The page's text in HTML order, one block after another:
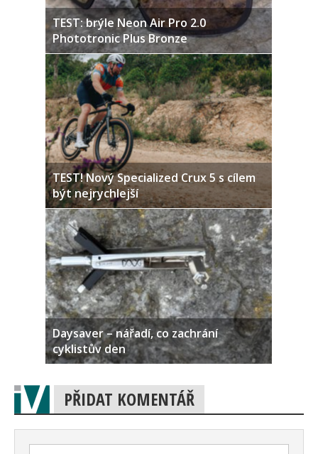
TEST: brýle Neon Air Pro 2.0
Phototronic Plus Bronze
TEST! Nový Specialized Crux 5 s cílem
být nejrychlejší
Daysaver – nářadí, co zachrání
cyklistův den
PŘIDAT KOMENTÁŘ